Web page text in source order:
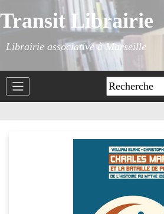
Transit Librairie
Librairie associative à Marseille